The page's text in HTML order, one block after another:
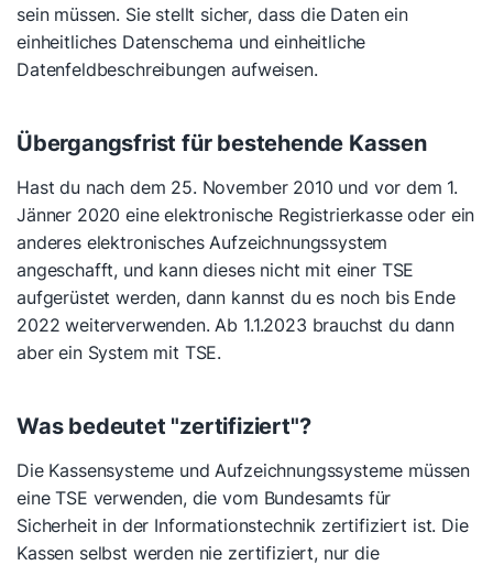
sein müssen. Sie stellt sicher, dass die Daten ein
einheitliches Datenschema und einheitliche
Datenfeldbeschreibungen aufweisen.
Übergangsfrist für bestehende Kassen
Hast du nach dem 25. November 2010 und vor dem 1.
Jänner 2020 eine elektronische Registrierkasse oder ein
anderes elektronisches Aufzeichnungssystem
angeschafft, und kann dieses nicht mit einer TSE
aufgerüstet werden, dann kannst du es noch bis Ende
2022 weiterverwenden. Ab 1.1.2023 brauchst du dann
aber ein System mit TSE.
Was bedeutet "zertifiziert"?
Die Kassensysteme und Aufzeichnungssysteme müssen
eine TSE verwenden, die vom Bundesamts für
Sicherheit in der Informationstechnik zertifiziert ist. Die
Kassen selbst werden nie zertifiziert, nur die